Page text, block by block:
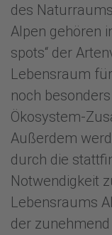
des
Alpen gehören
spots“ der
Lebensraum
noch
Ökosystem-
Außerdem
durch die
Notwendigkeit
Lebensraums
der